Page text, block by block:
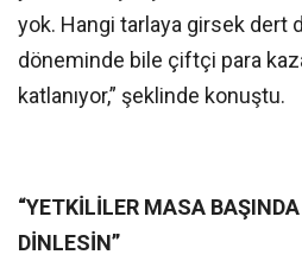
yok. Hangi tarlaya girsek dert
döneminde bile çiftçi para
katlanıyor,” şeklinde konuştu.
“YETKİLİLER MASA
DİNLESİN”